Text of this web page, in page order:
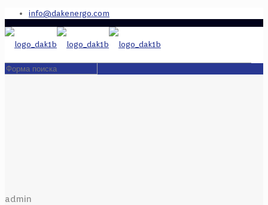
info@dakenergo.com
admin